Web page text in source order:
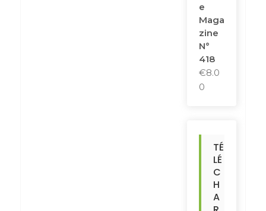
E
Maga
Zine
N°
418
€8.0
0
TÉ
LÉ
C
H
A